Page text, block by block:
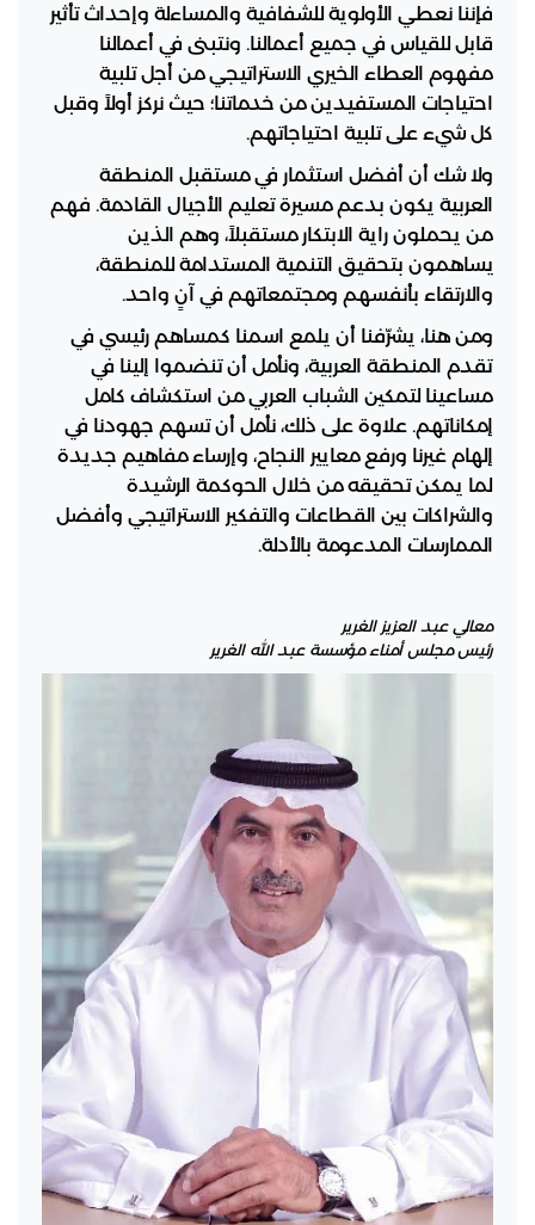
فإننا نعطي الأولوية للشفافية والمساءلة وإحداث تأثير
قابل للقياس في جميع أعمالنا. ونتبنى في أعمالنا
مفهوم العطاء الخيري الاستراتيجي من أجل تلبية
احتياجات المستفيدين من خدماتنا؛ حيث نركز أولاً وقبل
كل شيء على تلبية احتياجاتهم.
ولا شك أن أفضل استثمار في مستقبل المنطقة
العربية يكون بدعم مسيرة تعليم الأجيال القادمة. فهم
من يحملون راية الابتكار مستقبلاً، وهم الذين
يساهمون بتحقيق التنمية المستدامة للمنطقة،
والارتقاء بأنفسهم ومجتمعاتهم في آنٍ واحد.
ومن هنا، يشرّفنا أن يلمع اسمنا كمساهم رئيسي في
تقدم المنطقة العربية، ونأمل أن تنضموا إلينا في
مساعينا لتمكين الشباب العربي من استكشاف كامل
إمكاناتهم. علاوة على ذلك، نأمل أن تسهم جهودنا في
إلهام غيرنا ورفع معايير النجاح، وإرساء مفاهيم جديدة
لما يمكن تحقيقه من خلال الحوكمة الرشيدة
والشراكات بين القطاعات والتفكير الاستراتيجي وأفضل
الممارسات المدعومة بالأدلة.
معالي عبد العزيز الغرير
رئيس مجلس أمناء مؤسسة عبد الله الغرير